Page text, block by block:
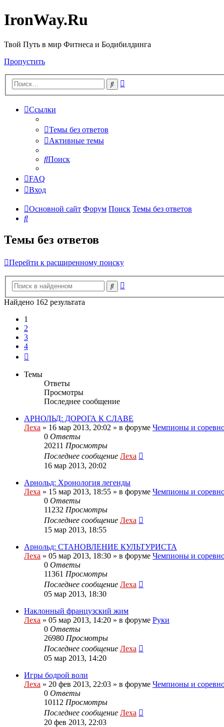
IronWay.Ru
Твой Путь в мир Фитнеса и Бодибилдинга
Пропустить
Поиск
Ссылки
Темы без ответов
Активные темы
Поиск
FAQ
Вход
Основной сайт Форум Поиск Темы без ответов
Поиск
Темы без ответов
Перейти к расширенному поиску
Поиск
Найдено 162 результата
1
2
3
4
Темы
Ответы
Просмотры
Последнее сообщение
АРНОЛЬД: ДОРОГА К СЛАВЕ
Леха » 16 мар 2013, 20:02 » в форуме Чемпионы и
0 Ответы
20211 Просмотры
Последнее сообщение Леха
16 мар 2013, 20:02
Арнольд: Хронология легенды
Леха » 15 мар 2013, 18:55 » в форуме Чемпионы и
0 Ответы
11232 Просмотры
Последнее сообщение Леха
15 мар 2013, 18:55
Арнольд: СТАНОВЛЕНИЕ КУЛЬТУРИСТА
Леха » 05 мар 2013, 18:30 » в форуме Чемпионы и
0 Ответы
11361 Просмотры
Последнее сообщение Леха
05 мар 2013, 18:30
Наклонный французский жим
Леха » 05 мар 2013, 14:20 » в форуме Руки
0 Ответы
26980 Просмотры
Последнее сообщение Леха
05 мар 2013, 14:20
Игры бодрой воли
Леха » 20 фев 2013, 22:03 » в форуме Чемпионы и
0 Ответы
10112 Просмотры
Последнее сообщение Леха
20 фев 2013, 22:03